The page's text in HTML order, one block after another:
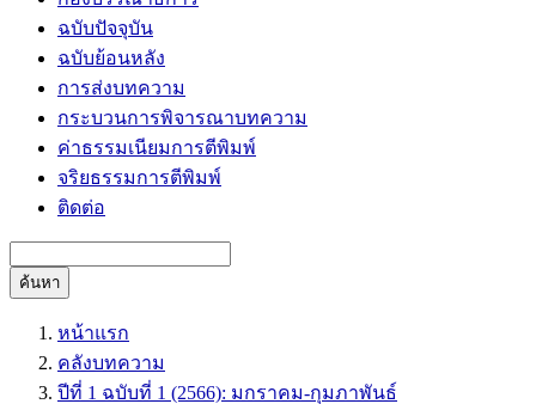
ฉบับปัจจุบัน
ฉบับย้อนหลัง
การส่งบทความ
กระบวนการพิจารณาบทความ
ค่าธรรมเนียมการตีพิมพ์
จริยธรรมการตีพิมพ์
ติดต่อ
ค้นหา
หน้าแรก
คลังบทความ
ปีที่ 1 ฉบับที่ 1 (2566): มกราคม-กุมภาพันธ์